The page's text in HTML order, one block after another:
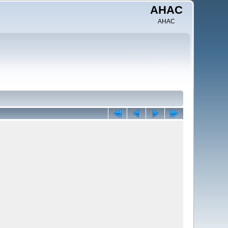
AHAC
AHAC